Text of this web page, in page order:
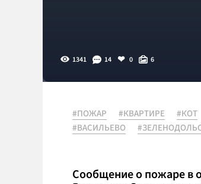
1341 14 0 6
#ПОЖАР #КВАРТИРЕ #КОТ
#ВАСИЛЬЕВО
Сообщение о пожаре в